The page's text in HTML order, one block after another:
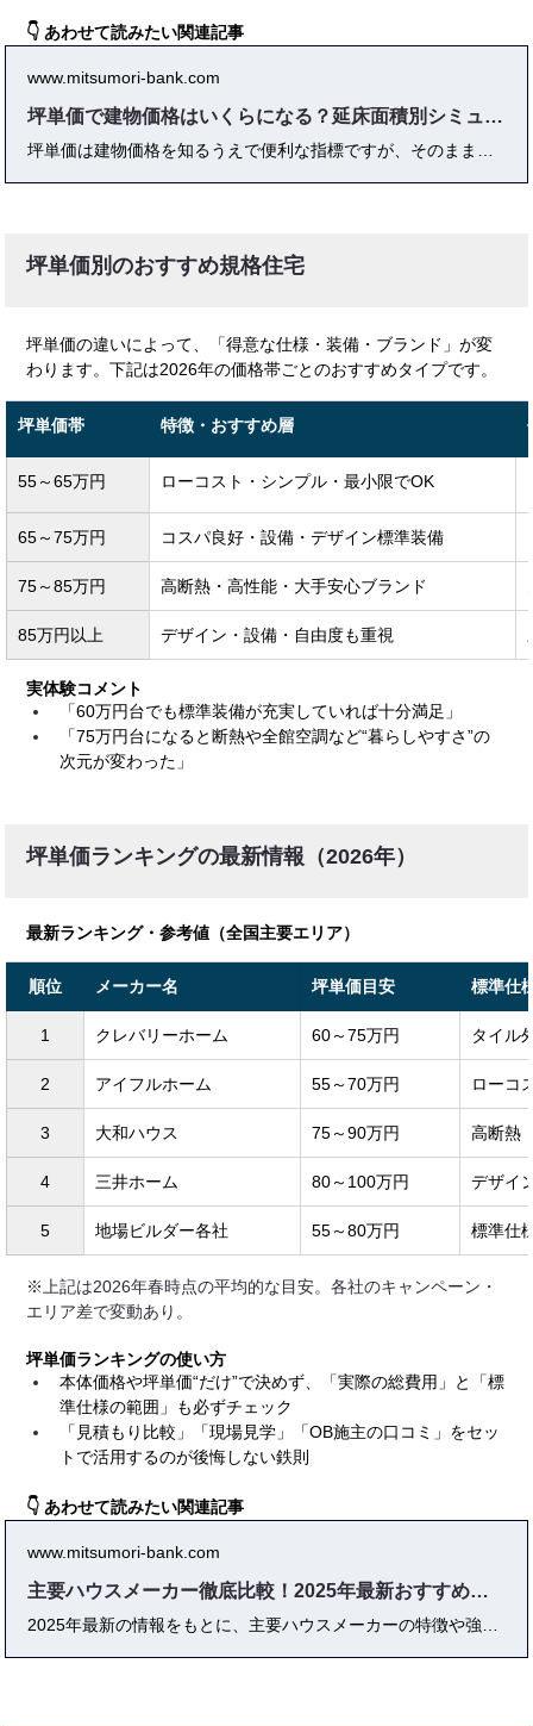
👇 あわせて読みたい関連記事
www.mitsumori-bank.com
坪単価で建物価格はいくらになる？延床面積別シミュレーション
坪単価別のおすすめ規格住宅
坪単価の違いによって、「得意な仕様・装備・ブランド」が変
わります。下記は2026年の価格帯ごとのおすすめタイプです。
坪単価帯 特徴・おすすめ層
55～65万円 ローコスト・シンプル・最小限でOK
65～75万円 コスパ良好・設備・デザイン標準装備
75～85万円 高断熱・高性能・大手安心ブランド
85万円以上 デザイン・設備・自由度も重視
実体験コメント
「60万円台でも標準装備が充実していれば十分満足」
「75万円台になると断熱や全館空調など“暮らしやすさ”の
次元が変わった」
坪単価ランキングの最新情報（2026年）
最新ランキング・参考値（全国主要エリア）
順位 メーカー名 坪単価目安 標準仕
1 クレバリーホーム 60～75万円 タイル
2 アイフルホーム 55～70万円 ローコ
3 大和ハウス 75～90万円 高断熱
4 三井ホーム 80～100万円 デザイ
5 地場ビルダー各社 55～80万円 標準仕
※上記は2026年春時点の平均的な目安。各社のキャンペーン・
エリア差で変動あり。
坪単価ランキングの使い方
本体価格や坪単価“だけ”で決めず、「実際の総費用」と「標
準仕様の範囲」も必ずチェック
「見積もり比較」「現場見学」「OB施主の口コミ」をセッ
トで活用するのが後悔しない鉄則
👇 あわせて読みたい関連記事
www.mitsumori-bank.com
主要ハウスメーカー徹底比較！2025年最新おすすめランキングと選び方のポイント